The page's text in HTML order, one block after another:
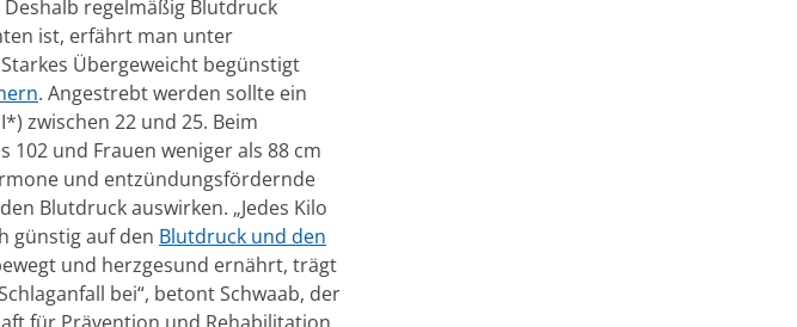
regelmäßig Blutdruck
ist, erfährt man unter
Übergeweicht begünstigt
. Angestrebt werden sollte ein
zwischen 22 und 25. Beim
und Frauen weniger als 88 cm
und entzündungsfördernde
Blutdruck auswirken. „Jedes Kilo
günstig auf den Blutdruck und den
und herzgesund ernährt, trägt
bei“, betont Schwaab, der
für Prävention und Rehabilitation